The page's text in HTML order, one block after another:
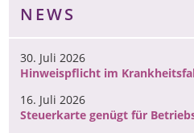
NEWS
30. Juli 2026
Hinweispflicht im
16. Juli 2026
Steuerkarte genügt für